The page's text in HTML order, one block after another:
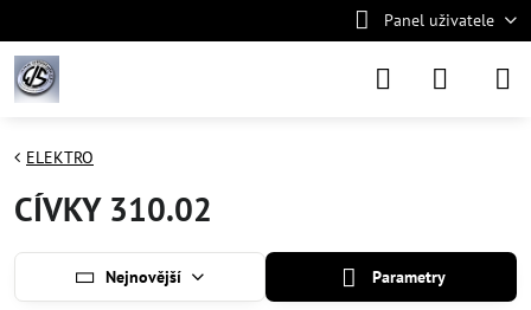
Panel uživatele
ELEKTRO
CÍVKY 310.02
Nejnovější Parametry